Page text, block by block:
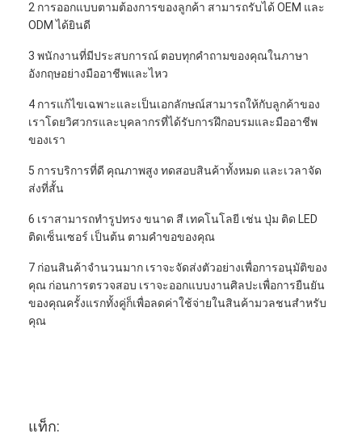
2 การออกแบบตามต้องการของลูกค้า สามารถรับได้ OEM และ
ODM ได้ยินดี
3 พนักงานที่มีประสบการณ์ ตอบทุกคําถามของคุณในภาษา
อังกฤษอย่างมืออาชีพและไหว
4 การแก้ไขเฉพาะและเป็นเอกลักษณ์สามารถให้กับลูกค้าของ
เราโดยวิศวกรและบุคลากรที่ได้รับการฝึกอบรมและมืออาชีพ
ของเรา
5 การบริการที่ดี คุณภาพสูง ทดสอบสินค้าทั้งหมด และเวลาจัด
ส่งที่สั้น
6 เราสามารถทํารูปทรง ขนาด สี เทคโนโลยี เช่น ปุ่ม ติด LED
ติดเซ็นเซอร์ เป็นต้น ตามคําขอของคุณ
7 ก่อนสินค้าจํานวนมาก เราจะจัดส่งตัวอย่างเพื่อการอนุมัติของ
คุณ ก่อนการตรวจสอบ เราจะออกแบบงานศิลปะเพื่อการยืนยัน
ของคุณครั้งแรกทั้งคู่ก็เพื่อลดค่าใช้จ่ายในสินค้ามวลชนสําหรับ
คุณ
แท็ก: